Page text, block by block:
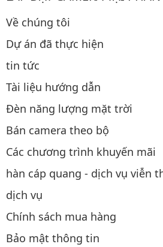
Về chúng tôi
Dự án đã thực hiện
tin tức
Tài liệu hướng dẫn
Đèn năng lượng mặt trời
Bán camera theo bộ
Các chương trình khuyến mãi
hàn cáp quang - dịch vụ viễn
dịch vụ
Chính sách mua hàng
Bảo mật thông tin